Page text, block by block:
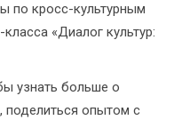
по кросс-культурным
«Диалог культур:
узнать больше о
поделиться опытом с